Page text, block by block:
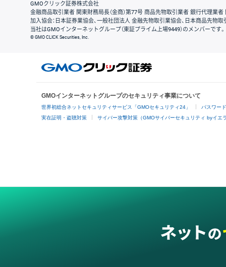
GMOクリック証券株式会社
金融商品取引業者 関東財務局長（金商）第77号 商品先物取引業者 銀行代理業
加入協会：日本証券業協会、一般社団法人 金融先物取引業協会、日本商品先物取
当社はGMOインターネットグループ（東証プライム上場9449）のメンバーです。
© GMO CLICK Securities, Inc.
GMOインターネットグループのセキュリティ事業について
世界初総合ネットセキュリティサービス「GMOセキュリティ24」
パスワー
実在証明・盗聴対策
サイバー攻撃対策（GMOサイバーセキュリティ byイエ